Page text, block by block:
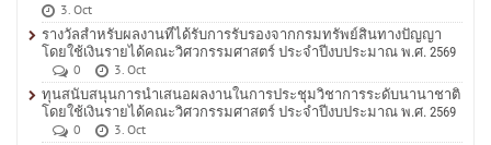
3. Oct
รางวัลสำหรับผลงานที่ได้รับการรับรองจากกรมทรัพย์สินทางปัญญา
โดยใช้เงินรายได้คณะวิศวกรรมศาสตร์ ประจำปีงบประมาณ พ.ศ. 2569
0
3. Oct
ทุนสนับสนุนการนำเสนอผลงานในการประชุมวิชาการระดับนานาชาติ
โดยใช้เงินรายได้คณะวิศวกรรมศาสตร์ ประจำปีงบประมาณ พ.ศ. 2569
0
3. Oct